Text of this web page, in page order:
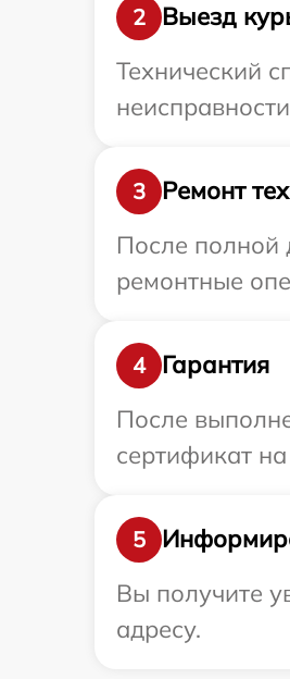
2
Выезд
Технический
3
Ремонт
После полной
ремонтные
4
Гарантия
После
сертификат
5
Вы получите
адресу.